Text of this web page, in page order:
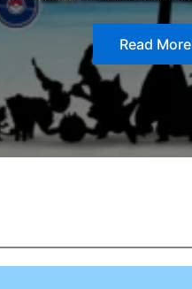
Read More